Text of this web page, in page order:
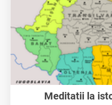
Meditatii la